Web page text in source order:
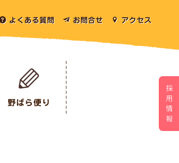
よくある質問 お問合せ アクセス
野ばら便り 採用情報